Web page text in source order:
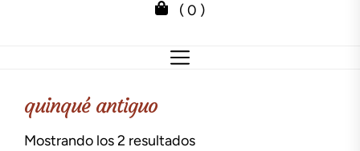
( 0 )
quinqué antiguo
Mostrando los 2 resultadosOrdenado